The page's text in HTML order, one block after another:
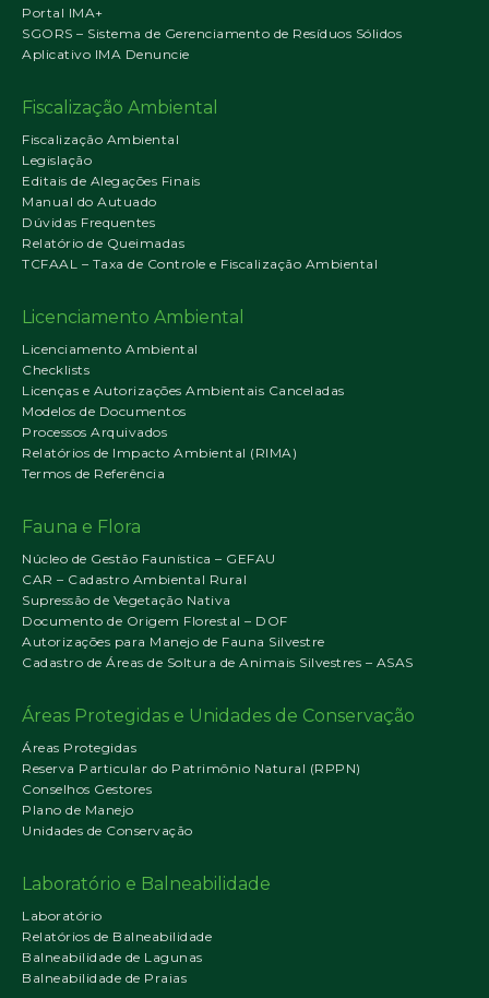
Portal IMA+
SGORS – Sistema de Gerenciamento de Resíduos Sólidos
Aplicativo IMA Denuncie
Fiscalização Ambiental
Fiscalização Ambiental
Legislação
Editais de Alegações Finais
Manual do Autuado
Dúvidas Frequentes
Relatório de Queimadas
TCFAAL – Taxa de Controle e Fiscalização Ambiental
Licenciamento Ambiental
Licenciamento Ambiental
Checklists
Licenças e Autorizações Ambientais Canceladas
Modelos de Documentos
Processos Arquivados
Relatórios de Impacto Ambiental (RIMA)
Termos de Referência
Fauna e Flora
Núcleo de Gestão Faunística – GEFAU
CAR – Cadastro Ambiental Rural
Supressão de Vegetação Nativa
Documento de Origem Florestal – DOF
Autorizações para Manejo de Fauna Silvestre
Cadastro de Áreas de Soltura de Animais Silvestres – ASAS
Áreas Protegidas e Unidades de Conservação
Áreas Protegidas
Reserva Particular do Patrimônio Natural (RPPN)
Conselhos Gestores
Plano de Manejo
Unidades de Conservação
Laboratório e Balneabilidade
Laboratório
Relatórios de Balneabilidade
Balneabilidade de Lagunas
Balneabilidade de Praias